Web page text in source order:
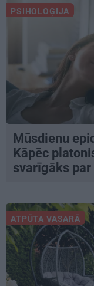
PSIHOLOĢIJA
Mūsdienu
Kāpēc
svarīgāks
ATPŪTA VASARĀ